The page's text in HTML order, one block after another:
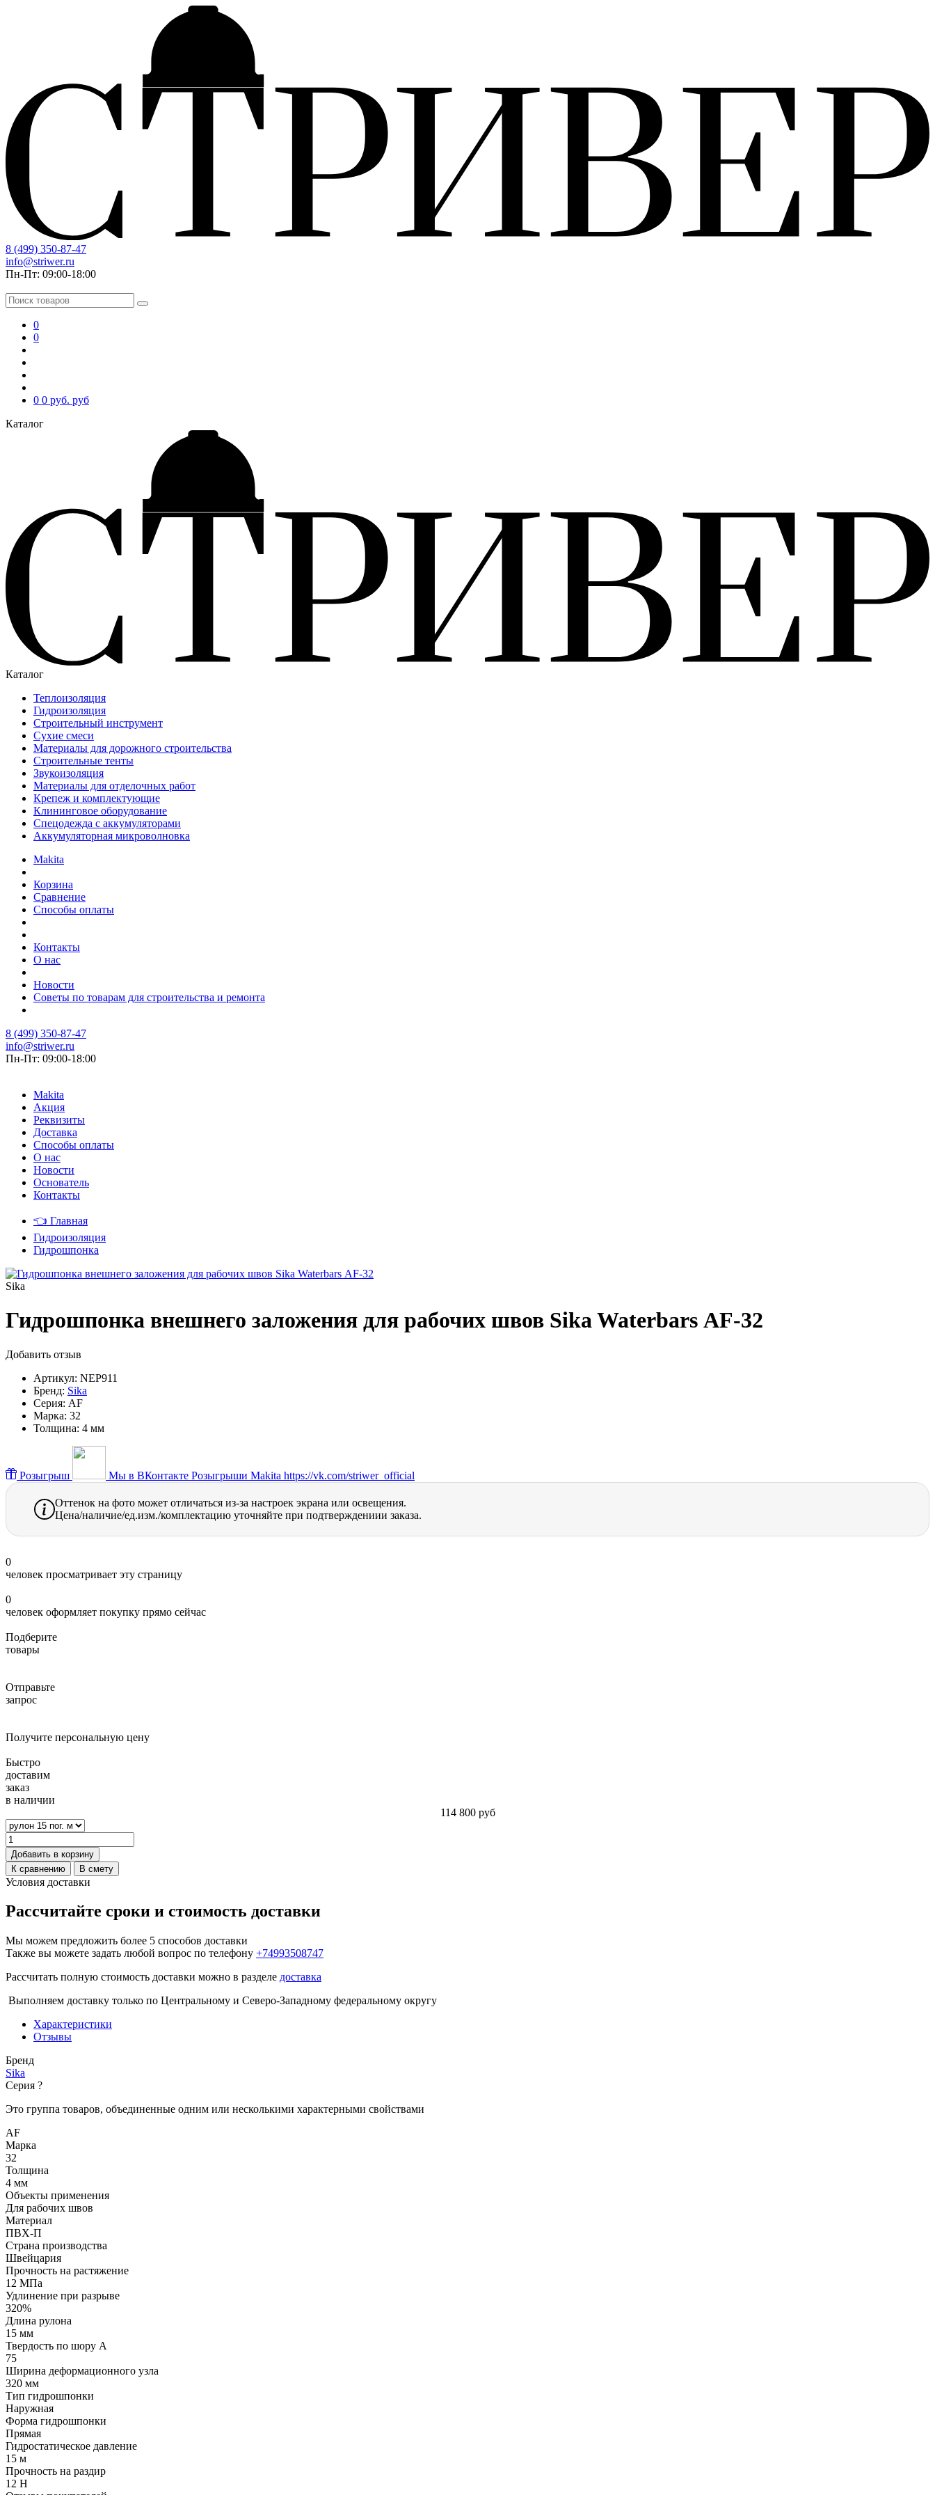
8 (499) 350-87-47
info@striwer.ru
Пн-Пт: 09:00-18:00
0
0
0 0 руб. руб
Каталог
Каталог
Теплоизоляция
Гидроизоляция
Строительный инструмент
Сухие смеси
Материалы для дорожного строительства
Строительные тенты
Звукоизоляция
Материалы для отделочных работ
Крепеж и комплектующие
Клининговое оборудование
Спецодежда с аккумуляторами
Аккумуляторная микроволновка
Makita
Корзина
Сравнение
Способы оплаты
Контакты
О нас
Новости
Советы по товарам для строительства и ремонта
8 (499) 350-87-47
info@striwer.ru
Пн-Пт: 09:00-18:00
Makita
Акция
Реквизиты
Доставка
Способы оплаты
О нас
Новости
Основатель
Контакты
👈 Главная
Гидроизоляция
Гидрошпонка
Sika
Гидрошпонка внешнего заложения для рабочих швов Sika Waterbars АF-32
Добавить отзыв
Артикул: NEP911
Бренд: Sika
Серия: AF
Марка: 32
Толщина: 4 мм
Розыгрыш Мы в ВКонтакте Розыгрыши Makita https://vk.com/striwer_official
Оттенок на фото может отличаться из-за настроек экрана или освещения.
Цена/наличие/ед.изм./комплектацию уточняйте при подтверждениии заказа.
0
человек просматривает эту страницу
0
человек оформляет покупку прямо сейчас
Подберите
товары
Отправьте
запрос
Получите персональную цену
Быстро
доставим
заказ
в наличии
114 800 руб
Добавить в корзину
К сравнению
В смету
Условия доставки
Рассчитайте сроки и стоимость доставки
Мы можем предложить более 5 способов доставки
Также вы можете задать любой вопрос по телефону +74993508747
Рассчитать полную стоимость доставки можно в разделе доставка
Выполняем доставку только по Центральному и Северо-Западному федеральному округу
Характеристики
Отзывы
Бренд
Sika
Серия ?
Это группа товаров, объединенные одним или несколькими характерными свойствами
AF
Марка
32
Толщина
4 мм
Объекты применения
Для рабочих швов
Материал
ПВХ-П
Страна производства
Швейцария
Прочность на растяжение
12 МПа
Удлинение при разрыве
320%
Длина рулона
15 мм
Твердость по шору А
75
Ширина деформационного узла
320 мм
Тип гидрошпонки
Наружная
Форма гидрошпонки
Прямая
Гидростатическое давление
15 м
Прочность на раздир
12 Н